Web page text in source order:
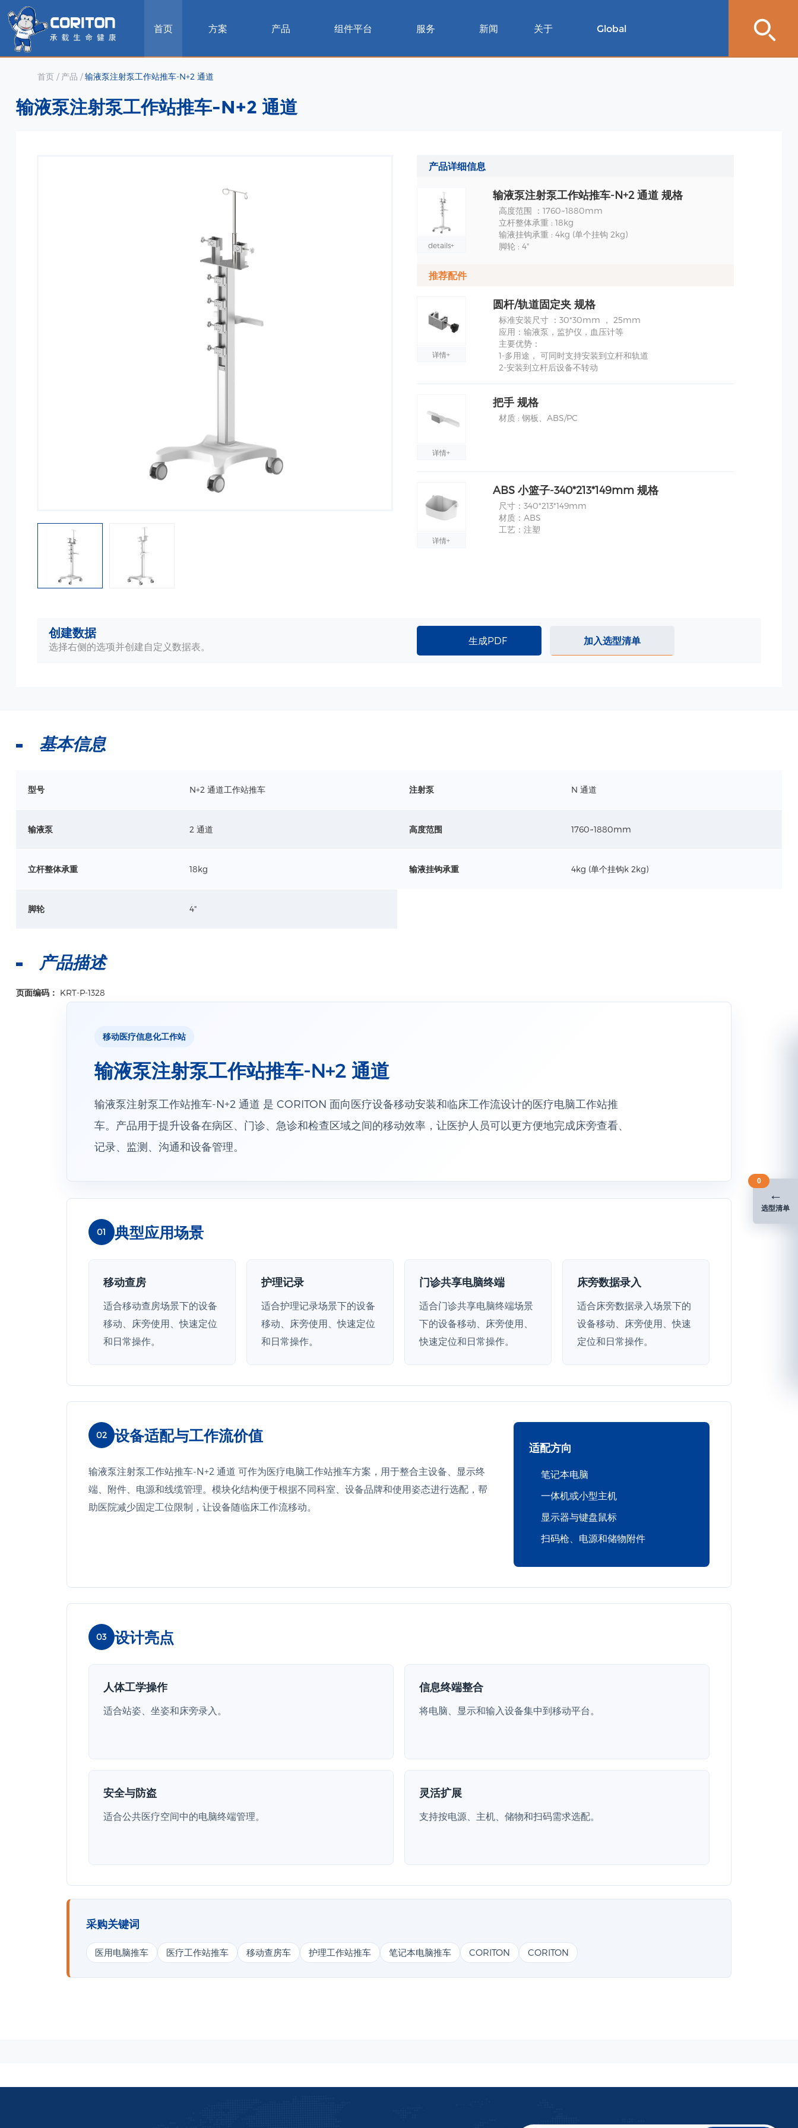
首页 方案 产品 组件平台 服务 新闻 关于 Global
首页/ 产品 /输液泵注射泵工作站推车-N+2 通道
输液泵注射泵工作站推车-N+2 通道
产品详细信息
details+
输液泵注射泵工作站推车-N+2 通道 规格
高度范围 ：1760~1880mm
立杆整体承重 : 18kg
输液挂钩承重 : 4kg (单个挂钩 2kg)
脚轮 : 4"
推荐配件
详情+
圆杆/轨道固定夹 规格
标准安装尺寸 ：30*30mm ， 25mm
应用：输液泵，监护仪，血压计等
主要优势：
1-多用途， 可同时支持安装到立杆和轨道
2-安装到立杆后设备不转动
详情+
把手 规格
材质 : 钢板、ABS/PC
详情+
ABS 小篮子-340*213*149mm 规格
尺寸：340*213*149mm
材质：ABS
工艺：注塑
创建数据
选择右侧的选项并创建自定义数据表。
生成PDF 加入选型清单
基本信息
型号 N+2 通道工作站推车 注射泵 N 通道
输液泵 2 通道 高度范围 1760~1880mm
立杆整体承重 18kg 输液挂钩承重 4kg (单个挂钩k 2kg)
脚轮 4"
产品描述
页面编码： KRT-P-1328
移动医疗信息化工作站
输液泵注射泵工作站推车-N+2 通道
输液泵注射泵工作站推车-N+2 通道 是 CORITON 面向医疗设备移动安装和临床工作流设计的医疗电脑工作站推
车。产品用于提升设备在病区、门诊、急诊和检查区域之间的移动效率，让医护人员可以更方便地完成床旁查看、
记录、监测、沟通和设备管理。
01 典型应用场景
移动查房
适合移动查房场景下的设备
移动、床旁使用、快速定位
和日常操作。
护理记录
适合护理记录场景下的设备
移动、床旁使用、快速定位
和日常操作。
门诊共享电脑终端
适合门诊共享电脑终端场景
下的设备移动、床旁使用、
快速定位和日常操作。
床旁数据录入
适合床旁数据录入场景下的
设备移动、床旁使用、快速
定位和日常操作。
02 设备适配与工作流价值
输液泵注射泵工作站推车-N+2 通道 可作为医疗电脑工作站推车方案，用于整合主设备、显示终
端、附件、电源和线缆管理。模块化结构便于根据不同科室、设备品牌和使用姿态进行选配，帮
助医院减少固定工位限制，让设备随临床工作流移动。
适配方向
笔记本电脑
一体机或小型主机
显示器与键盘鼠标
扫码枪、电源和储物附件
03 设计亮点
人体工学操作
适合站姿、坐姿和床旁录入。
信息终端整合
将电脑、显示和输入设备集中到移动平台。
安全与防盗
适合公共医疗空间中的电脑终端管理。
灵活扩展
支持按电源、主机、储物和扫码需求选配。
采购关键词
医用电脑推车 医疗工作站推车 移动查房车 护理工作站推车 笔记本电脑推车 CORITON CORITON
←
选型清单
0